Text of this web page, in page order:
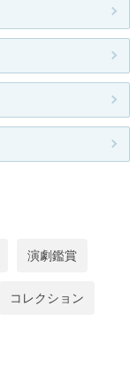
演劇鑑賞
コレクション